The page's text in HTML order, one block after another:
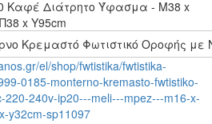
Καφέ Διάτρητο Ύφασμα - Μ38 x
Π38 x Υ95cm
Κρεμαστό Φωτιστικό Οροφής με